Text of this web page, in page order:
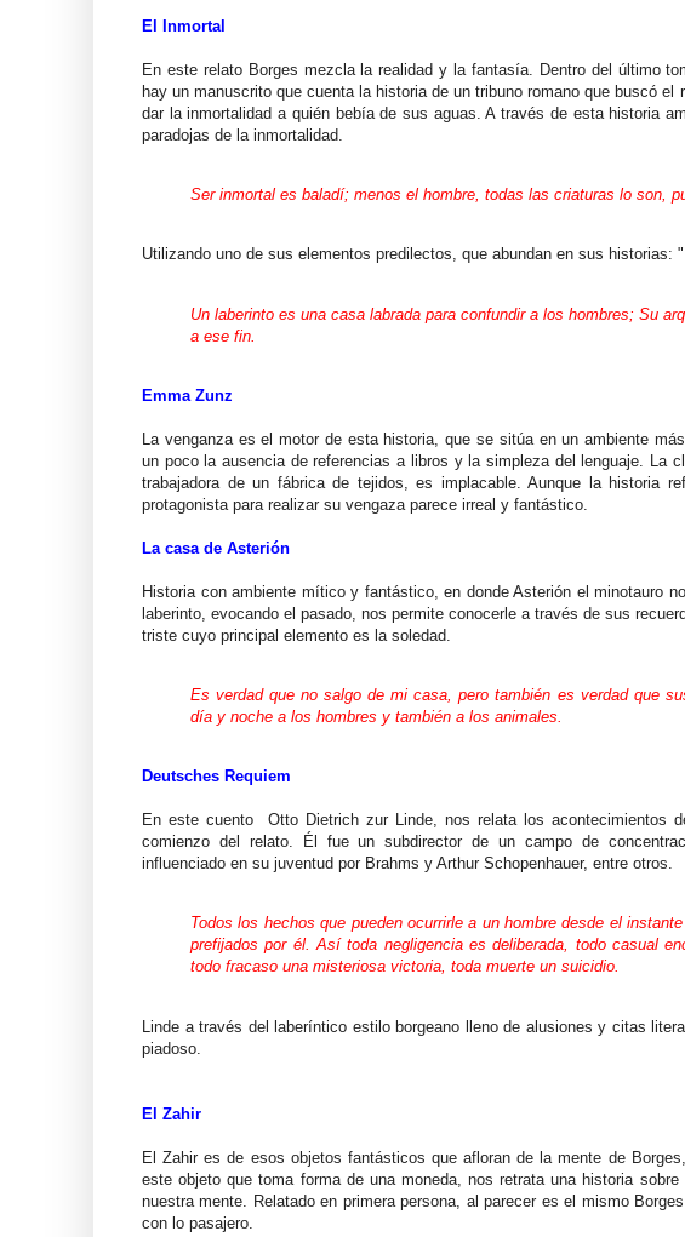
El Inmortal
En este relato Borges mezcla la realidad y la fantasía. Dentro del último
hay un manuscrito que cuenta la historia de un tribuno romano que buscó
dar la inmortalidad a quién bebía de sus aguas. A través de esta historia
paradojas de la inmortalidad.
Ser inmortal es baladí; menos el hombre, todas las criaturas lo son,
Utilizando uno de sus elementos predilectos, que abundan en sus historias:
Un laberinto es una casa labrada para confundir a los hombres; Su
a ese fin.
Emma Zunz
La venganza es el motor de esta historia, que se sitúa en un ambiente
un poco la ausencia de referencias a libros y la simpleza del lenguaje. La
trabajadora de un fábrica de tejidos, es implacable. Aunque la historia
protagonista para realizar su vengaza parece irreal y fantástico.
La casa de Asterión
Historia con ambiente mítico y fantástico, en donde Asterión el minotauro
laberinto, evocando el pasado, nos permite conocerle a través de sus
triste cuyo principal elemento es la soledad.
Es verdad que no salgo de mi casa, pero también es verdad que
día y noche a los hombres y también a los animales.
Deutsches Requiem
En este cuento Otto Dietrich zur Linde, nos relata los acontecimientos
comienzo del relato. Él fue un subdirector de un campo de
influenciado en su juventud por Brahms y Arthur Schopenhauer, entre otros.
Todos los hechos que pueden ocurrirle a un hombre desde el
prefijados por él. Así toda negligencia es deliberada, todo casual
todo fracaso una misteriosa victoria, toda muerte un suicidio.
Linde a través del laberíntico estilo borgeano lleno de alusiones y citas
piadoso.
El Zahir
El Zahir es de esos objetos fantásticos que afloran de la mente de
este objeto que toma forma de una moneda, nos retrata una historia
nuestra mente. Relatado en primera persona, al parecer es el mismo
con lo pasajero.